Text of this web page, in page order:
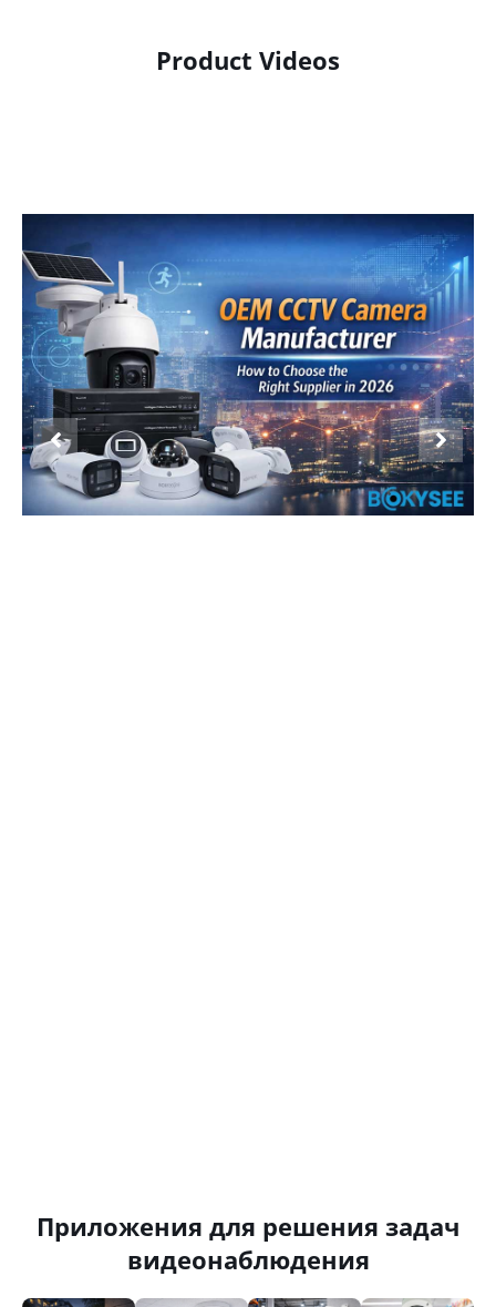
Product Videos
Приложения для решения задач
видеонаблюдения